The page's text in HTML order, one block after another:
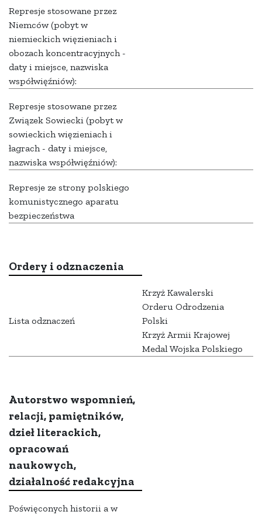
Represje stosowane przez
Niemców (pobyt w
niemieckich więzieniach i
obozach koncentracyjnych -
daty i miejsce, nazwiska
współwięźniów):
Represje stosowane przez
Związek Sowiecki (pobyt w
sowieckich więzieniach i
łagrach - daty i miejsce,
nazwiska współwięźniów):
Represje ze strony polskiego
komunistycznego aparatu
bezpieczeństwa
Ordery i odznaczenia
Lista odznaczeń
Krzyż Kawalerski
Orderu Odrodzenia
Polski
Krzyż Armii Krajowej
Medal Wojska Polskiego
Autorstwo wspomnień,
relacji, pamiętników,
dzieł literackich,
opracowań
naukowych,
działalność redakcyjna
Poświęconych historii a w